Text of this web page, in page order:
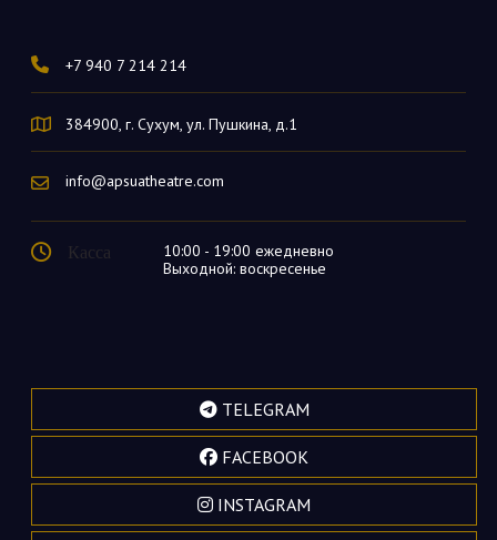
+7 940 7 214 214
384900, г. Сухум, ул. Пушкина, д.1
info@apsuatheatre.com
Касса
10:00 - 19:00 ежедневно
Выходной: воскресенье
TELEGRAM
FACEBOOK
INSTAGRAM